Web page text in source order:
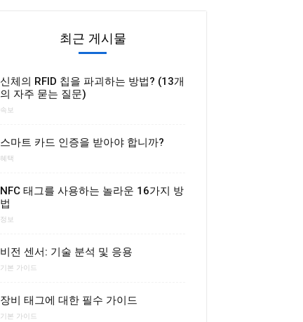
최근 게시물
신체의 RFID 칩을 파괴하는 방법? (13개
의 자주 묻는 질문)
속보
스마트 카드 인증을 받아야 합니까?
혜택
NFC 태그를 사용하는 놀라운 16가지 방
법
정보
비전 센서: 기술 분석 및 응용
기본 가이드
장비 태그에 대한 필수 가이드
기본 가이드